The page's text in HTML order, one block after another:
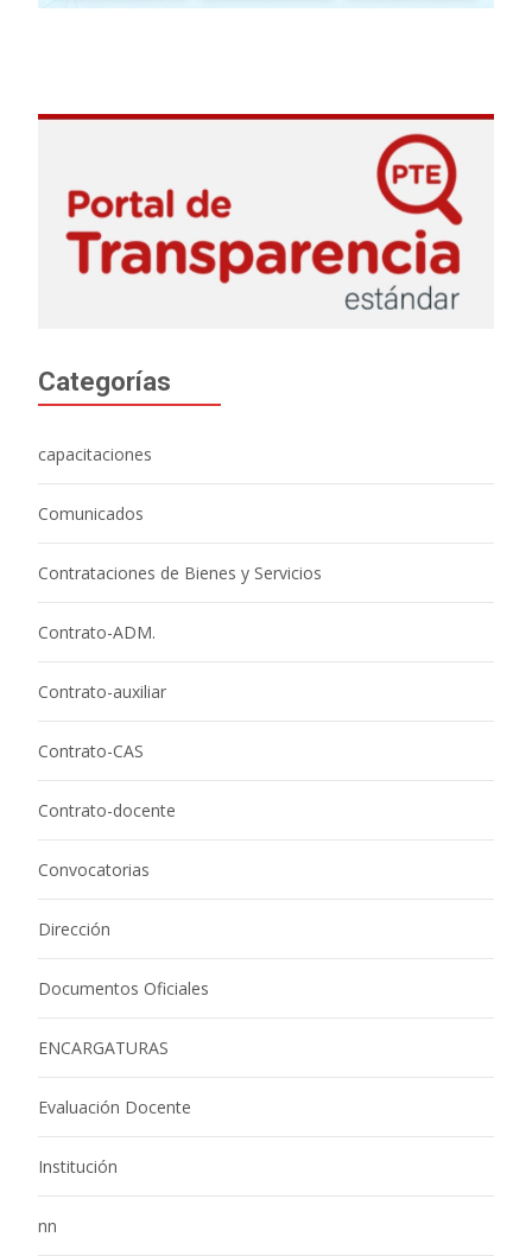
Categorías
capacitaciones
Comunicados
Contrataciones de Bienes y Servicios
Contrato-ADM.
Contrato-auxiliar
Contrato-CAS
Contrato-docente
Convocatorias
Dirección
Documentos Oficiales
ENCARGATURAS
Evaluación Docente
Institución
nn